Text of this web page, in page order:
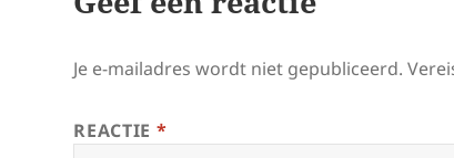
Je e-mailadres wordt niet gepubliceerd.
REACTIE *